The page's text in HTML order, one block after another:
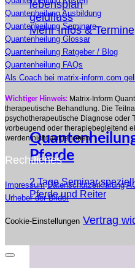
Mehr Infos & Termine
Pferde
2 Tage Seminar
Pferde und Reiter
Quantenheilung Ausbildung
Quantenheilung Seminare
Quantenheilung Glossar
Quantenheilung Ratgeber / Blog
Quantenheilung FAQs
Als Coach bei matrix-inform.com
Wichtiger Hinweis: Matrix-Inform
therapeutische Behandlung. Die
psychotherapeutische Diagnose oder
vorbeugend oder therapiebegleitend
werden nicht aufgehoben.
Rechtliches
Impressum Datenschutzerklärung
Urheber der Bilder
Cookie-Einstellungen Vertrag